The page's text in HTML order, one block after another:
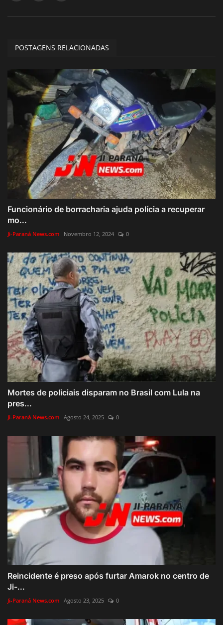
POSTAGENS RELACIONADAS
Funcionário de borracharia ajuda polícia a recuperar
mo...
Ji-Paraná News.com Novembro 12, 2024 0
Mortes de policiais disparam no Brasil com Lula na
pres...
Ji-Paraná News.com Agosto 24, 2025 0
Reincidente é preso após furtar Amarok no centro de
Ji-...
Ji-Paraná News.com Agosto 23, 2025 0